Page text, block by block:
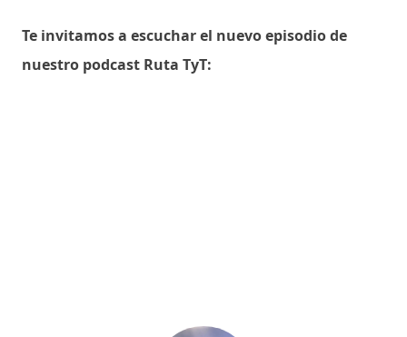
Te invitamos a escuchar el nuevo episodio de
nuestro podcast Ruta TyT: